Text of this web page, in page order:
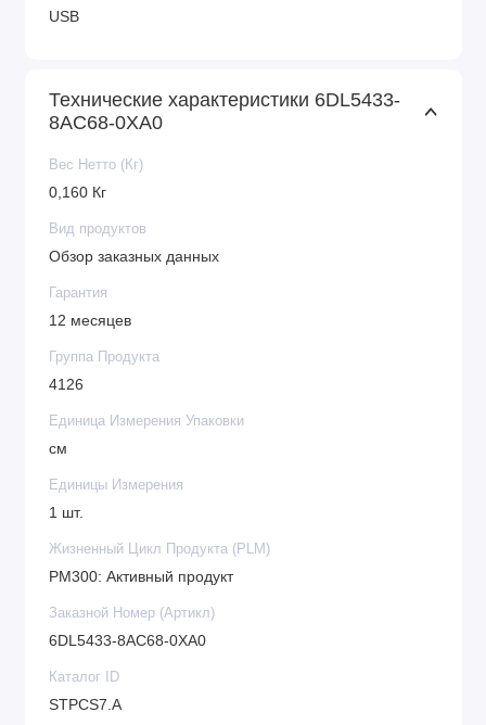
USB
Технические характеристики 6DL5433-
8AC68-0XA0
Вес Нетто (Кг)
0,160 Кг
Вид продуктов
Обзор заказных данных
Гарантия
12 месяцев
Группа Продукта
4126
Единица Измерения Упаковки
см
Единицы Измерения
1 шт.
Жизненный Цикл Продукта (PLM)
PM300: Активный продукт
Заказной Номер (Артикл)
6DL5433-8AC68-0XA0
Каталог ID
STPCS7.A